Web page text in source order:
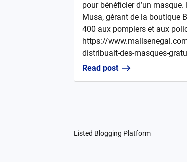
pour bénéficier d’un
Musa, gérant de la boutique
400 aux pompiers et aux
https://
distribuait-des-masques-
Read post
Listed Blogging Platform